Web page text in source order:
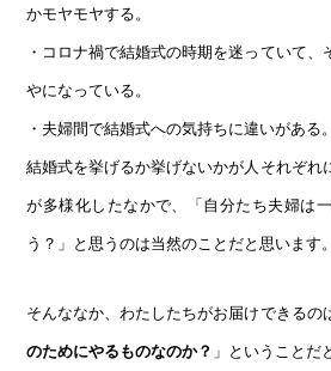
かモヤモヤする。
・コロナ禍で結婚式の時期を迷っていて
やになっている。
・夫婦間で結婚式への気持ちに違いがある。
結婚式を挙げるか挙げないかが人それぞれ
が多様化したなかで、「自分たち夫婦は
う？」と思うのは当然のことだと思います。
そんななか、わたしたちがお届けできるの
のためにやるものなのか？ 」ということだ